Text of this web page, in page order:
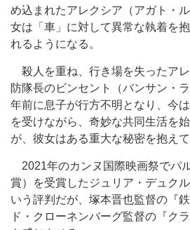
め込まれたアレクシア（アガト・
女は「車」に対して異常な執着を
れるようになる。
殺人を重ね、行き場を失ったア
防隊長のビンセント（バンサン・
年前に息子が行方不明となり、今
を受けながら、奇妙な共同生活を
が、彼女はある重大な秘密を抱えて
2021年のカンヌ国際映画祭でパ
賞）を受賞したジュリア・デュク
いう評判だが、塚本晋也監督の『
ド・クローネンバーグ監督の『ク